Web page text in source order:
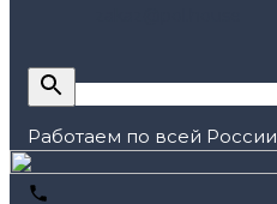
Работаем по всей России